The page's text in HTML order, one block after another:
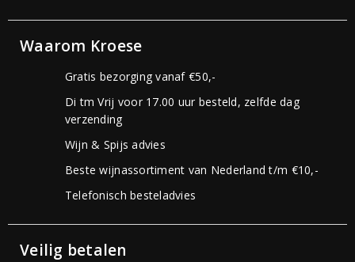
Waarom Kroese
Gratis bezorging vanaf €50,-
Di tm Vrij voor 17.00 uur besteld, zelfde dag
verzending
Wijn & Spijs advies
Beste wijnassortiment van Nederland t/m €10,-
Telefonisch besteladvies
Veilig betalen